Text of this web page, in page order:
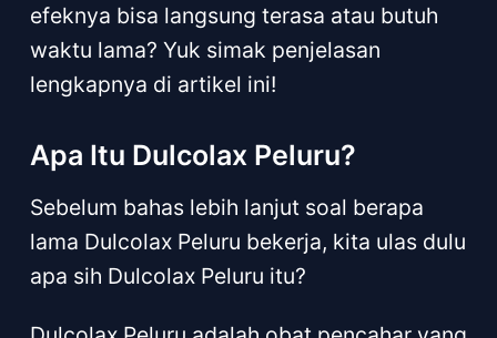
efeknya bisa langsung terasa atau butuh
waktu lama? Yuk simak penjelasan
lengkapnya di artikel ini!
Apa Itu Dulcolax Peluru?
Sebelum bahas lebih lanjut soal berapa
lama Dulcolax Peluru bekerja, kita ulas dulu
apa sih Dulcolax Peluru itu?